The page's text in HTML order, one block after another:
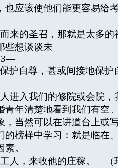
应该使他们能更容易给
的圣召，那就是太多的
些想谈谈未
护自尊，甚或间接地保
入我们的修院或会院，
年清楚地看到我们有空
当然可以在讲道台上或
榜样中学习：就是临在
。
，来收他的庄稼。」（